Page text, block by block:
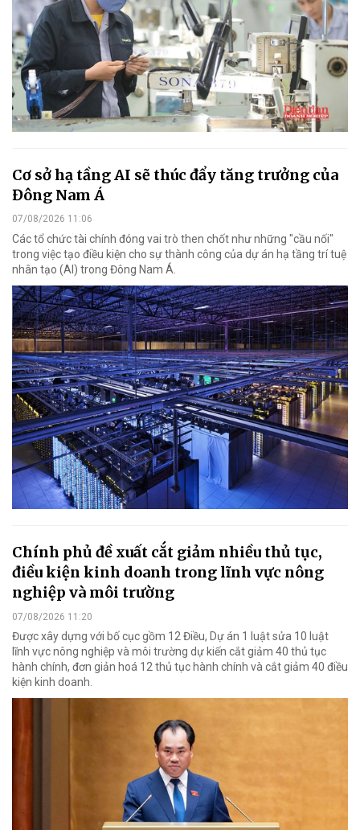
Cơ sở hạ tầng AI sẽ thúc đẩy tăng trưởng của
Đông Nam Á
07/08/2026 11:06
Các tổ chức tài chính đóng vai trò then chốt như những "cầu nối"
trong việc tạo điều kiện cho sự thành công của dự án hạ tầng trí tuệ
nhân tạo (AI) trong Đông Nam Á.
Chính phủ đề xuất cắt giảm nhiều thủ tục,
điều kiện kinh doanh trong lĩnh vực nông
nghiệp và môi trường
07/08/2026 11:20
Được xây dựng với bố cục gồm 12 Điều, Dự án 1 luật sửa 10 luật
lĩnh vực nông nghiệp và môi trường dự kiến cắt giảm 40 thủ tục
hành chính, đơn giản hoá 12 thủ tục hành chính và cắt giảm 40 điều
kiện kinh doanh.